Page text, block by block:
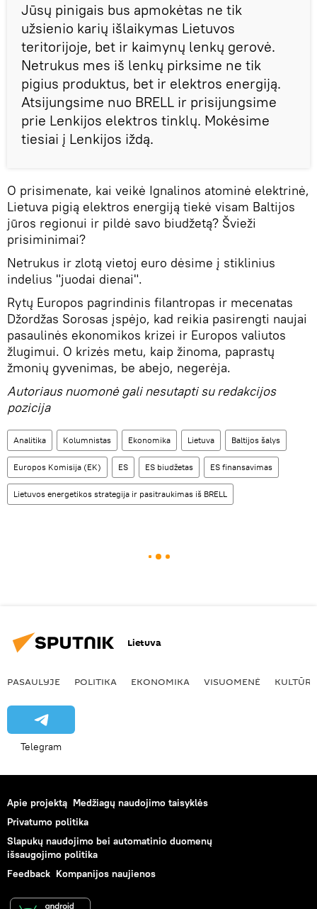
Jūsų pinigais bus apmokėtas ne tik
užsienio karių išlaikymas Lietuvos
teritorijoje, bet ir kaimynų lenkų gerovė.
Netrukus mes iš lenkų pirksime ne tik
pigius produktus, bet ir elektros energiją.
Atsijungsime nuo BRELL ir prisijungsime
prie Lenkijos elektros tinklų. Mokėsime
tiesiai į Lenkijos iždą.
O prisimenate, kai veikė Ignalinos atominė elektrinė,
Lietuva pigią elektros energiją tiekė visam Baltijos
jūros regionui ir pildė savo biudžetą? Švieži
prisiminimai?
Netrukus ir zlotą vietoj euro dėsime į stiklinius
indelius "juodai dienai".
Rytų Europos pagrindinis filantropas ir mecenatas
Džordžas Sorosas įspėjo, kad reikia pasirengti naujai
pasaulinės ekonomikos krizei ir Europos valiutos
žlugimui. O krizės metu, kaip žinoma, paprastų
žmonių gyvenimas, be abejo, negerėja.
Autoriaus nuomonė gali nesutapti su redakcijos
pozicija
Analitika Kolumnistas Ekonomika Lietuva Baltijos šalys
Europos Komisija (EK) ES ES biudžetas ES finansavimas
Lietuvos energetikos strategija ir pasitraukimas iš BRELL
Lietuva
PASAULYJE POLITIKA EKONOMIKA VISUOMENĖ KULTŪRA
Telegram
Apie projektą Medžiagų naudojimo taisyklės
Privatumo politika
Slapukų naudojimo bei automatinio duomenų
išsaugojimo politika
Feedback Kompanijos naujienos